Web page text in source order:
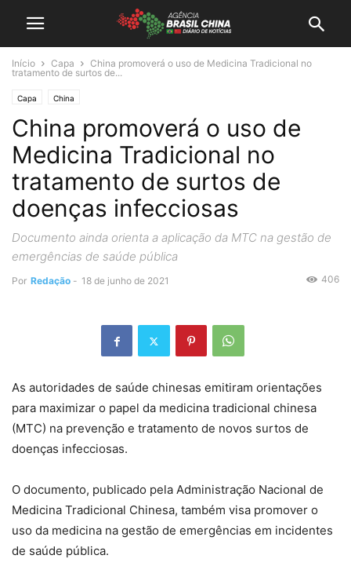
Início Capa
China promoverá o uso de Medicina Tradicional no
tratamento de surtos de...
Capa China
China promoverá o uso de
Medicina Tradicional no
tratamento de surtos de
doenças infecciosas
Documento ainda orienta a aplicação da MTC na gestão de
emergências de saúde pública
Por Redação - 18 de junho de 2021 406
As autoridades de saúde chinesas emitiram orientações
para maximizar o papel da medicina tradicional chinesa
(MTC) na prevenção e tratamento de novos surtos de
doenças infecciosas.
O documento, publicado pela Administração Nacional de
Medicina Tradicional Chinesa, também visa promover o
uso da medicina na gestão de emergências em incidentes
de saúde pública.